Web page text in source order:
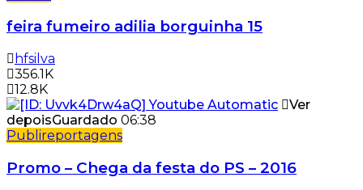
feira fumeiro adilia borguinha 15
hfsilva
356.1K
12.8K
Ver
depoisGuardado 06:38
Publireportagens
Promo – Chega da festa do PS – 2016